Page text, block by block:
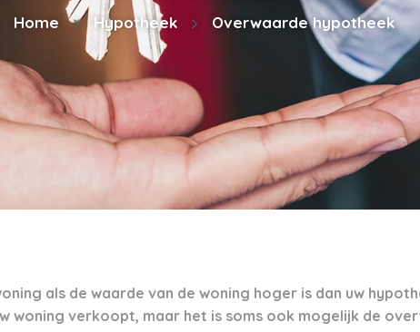
Home Hypotheek Overwaarde hypotheek
als de waarde van de woning hoger is dan uw
woning verkoopt, maar het is soms ook mogelijk de